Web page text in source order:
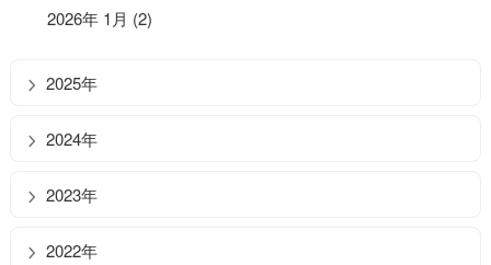
2026年 1月 (2)
2025年
2024年
2023年
2022年